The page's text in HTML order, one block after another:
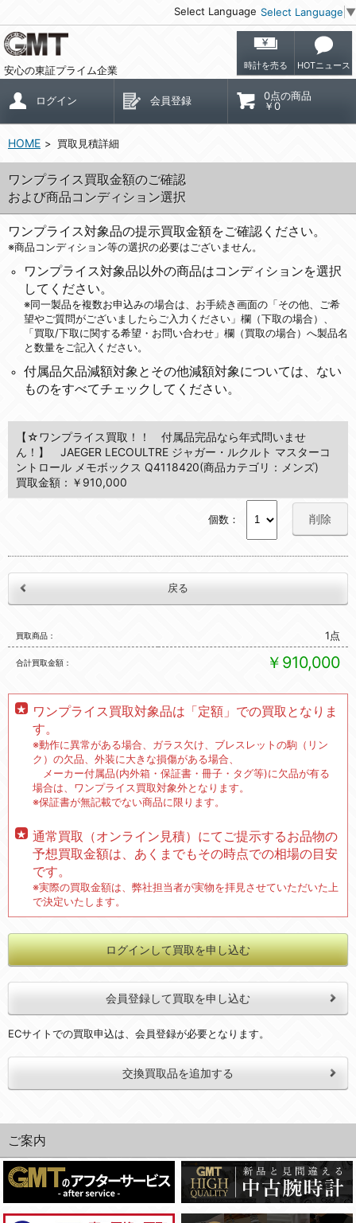
Select Language Select Language ▼
安心の東証プライム企業 時計を売る HOTニュース
ログイン 会員登録
0点の商品
￥0
HOME 買取見積詳細
ワンプライス買取金額のご確認
および商品コンディション選択
ワンプライス対象品の提示買取金額をご確認ください。
※商品コンディション等の選択の必要はございません。
ワンプライス対象品以外の商品はコンディションを選択
してください。
※同一製品を複数お申込みの場合は、お手続き画面の「その他、ご希
望やご質問がございましたらご入力ください」欄（下取の場合）、
「買取/下取に関する希望・お問い合わせ」欄（買取の場合）へ製品名
と数量をご記入ください。
付属品欠品減額対象とその他減額対象については、ない
ものをすべてチェックしてください。
【☆ワンプライス買取！！ 付属品完品なら年式問いませ
ん！】 JAEGER LECOULTRE ジャガー・ルクルト マスターコ
ントロール メモボックス Q4118420(商品カテゴリ：メンズ)
買取金額：￥910,000
個数： 削除
買取商品 1点
合計買取金額 ￥910,000
ワンプライス買取対象品は「定額」での買取となりま
す。
※動作に異常がある場合、ガラス欠け、ブレスレットの駒（リン
ク）の欠品、外装に大きな損傷がある場合、
メーカー付属品(内外箱・保証書・冊子・タグ等)に欠品が有る
場合は、ワンプライス買取対象外となります。
※保証書が無記載でない商品に限ります。
通常買取（オンライン見積）にてご提示するお品物の
予想買取金額は、あくまでもその時点での相場の目安
です。
※実際の買取金額は、弊社担当者が実物を拝見させていただいた上
で決定いたします。
ログインして買取を申し込む
会員登録して買取を申し込む
ECサイトでの買取申込は、会員登録が必要となります。
交換買取品を追加する
ご案内